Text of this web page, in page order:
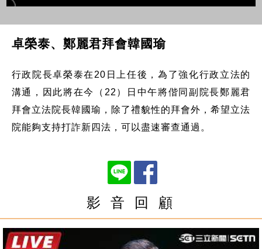
卓榮泰、鄭麗君拜會韓國瑜
行政院長卓榮泰在20日上任後，為了強化行政立法的
溝通，因此將在今（22）日中午將偕同副院長鄭麗君
拜會立法院長韓國瑜，除了禮貌性的拜會外，希望立法
院能夠支持打詐新四法，可以盡速審查通過。
影 音 回 顧